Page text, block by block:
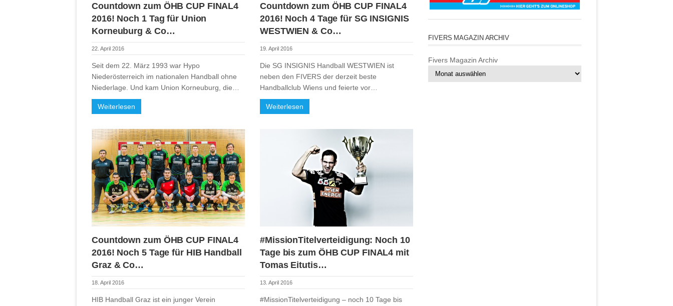
Countdown zum ÖHB CUP FINAL4
2016! Noch 1 Tag für Union
Korneuburg & Co…
22. April 2016
Seit dem 22. März 1993 war Hypo
Niederösterreich im nationalen Handball ohne
Niederlage. Und kam Union Korneuburg, die…
Weiterlesen
Countdown zum ÖHB CUP FINAL4
2016! Noch 4 Tage für SG INSIGNIS
WESTWIEN & Co…
19. April 2016
Die SG INSIGNIS Handball WESTWIEN ist
neben den FIVERS der derzeit beste
Handballclub Wiens und feierte vor…
Weiterlesen
Countdown zum ÖHB CUP FINAL4
2016! Noch 5 Tage für HIB Handball
Graz & Co…
18. April 2016
HIB Handball Graz ist ein junger Verein
#MissionTitelverteidigung: Noch 10
Tage bis zum ÖHB CUP FINAL4 mit
Tomas Eitutis…
13. April 2016
#MissionTitelverteidigung – noch 10 Tage bis
FIVERS MAGAZIN ARCHIV
Fivers Magazin Archiv